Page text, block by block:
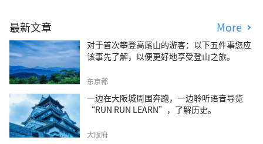
最新文章 More
对于首次攀登高尾山的游客：以下五件事您应
该事先了解，以便更好地享受登山之旅。
东京都
一边在大阪城周围奔跑，一边聆听语音导览
“RUN RUN LEARN”，了解历史。
大阪府